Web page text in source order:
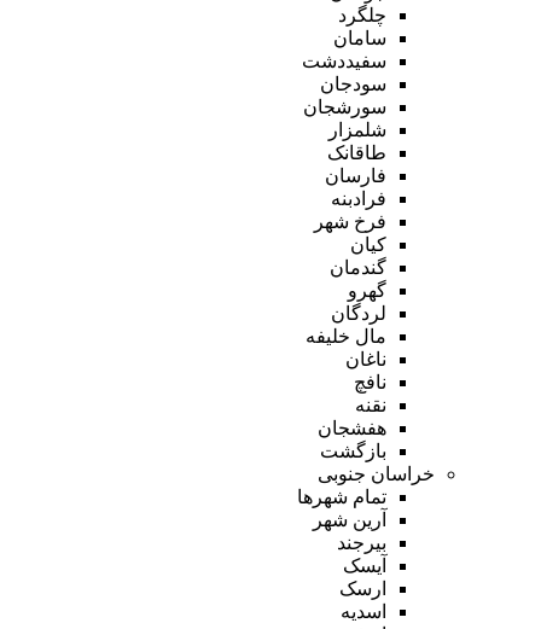
چلگرد
سامان
سفیددشت
سودجان
سورشجان
شلمزار
طاقانک
فارسان
فرادبنه
فرخ شهر
کیان
گندمان
گهرو
لردگان
مال خلیفه
ناغان
نافچ
نقنه
هفشجان
بازگشت
خراسان جنوبی
تمام شهر‌ها
آرین شهر
بیرجند
آیسک
ارسک
اسدیه